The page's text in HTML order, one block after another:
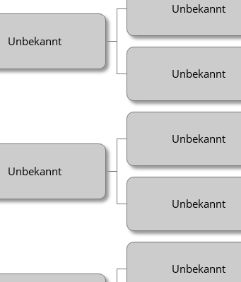
Unbekannt
Unbekannt
Unbekannt
Unbekannt
Unbekannt
Unbekannt
Unbekannt